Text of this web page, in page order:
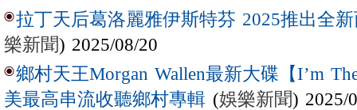
拉丁天后葛洛麗雅伊斯特芬 2025推出全新
樂新聞) 2025/08/20
鄉村天王Morgan Wallen最新大碟【I’m
美最高串流收聽鄉村專輯 (娛樂新聞) 2025/